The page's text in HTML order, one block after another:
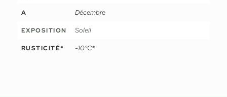
A Décembre
EXPOSITION Soleil
RUSTICITÉ* -10°C*